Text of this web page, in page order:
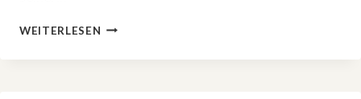
WEITERLESEN BACK
THE